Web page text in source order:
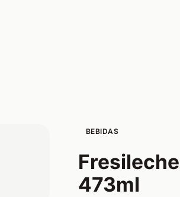
BEBIDAS
473ml